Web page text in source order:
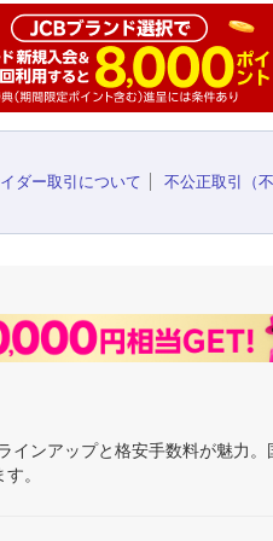
ダー取引について
不公正取引（
ンアップと格安手数料が魅力
。